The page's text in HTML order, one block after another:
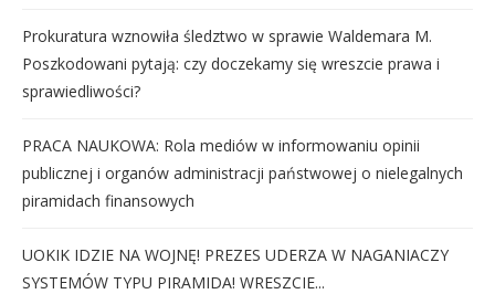
Prokuratura wznowiła śledztwo w sprawie Waldemara M.
Poszkodowani pytają: czy doczekamy się wreszcie prawa i
sprawiedliwości?
PRACA NAUKOWA: Rola mediów w informowaniu opinii
publicznej i organów administracji państwowej o nielegalnych
piramidach finansowych
UOKIK IDZIE NA WOJNĘ! PREZES UDERZA W NAGANIACZY
SYSTEMÓW TYPU PIRAMIDA! WRESZCIE...